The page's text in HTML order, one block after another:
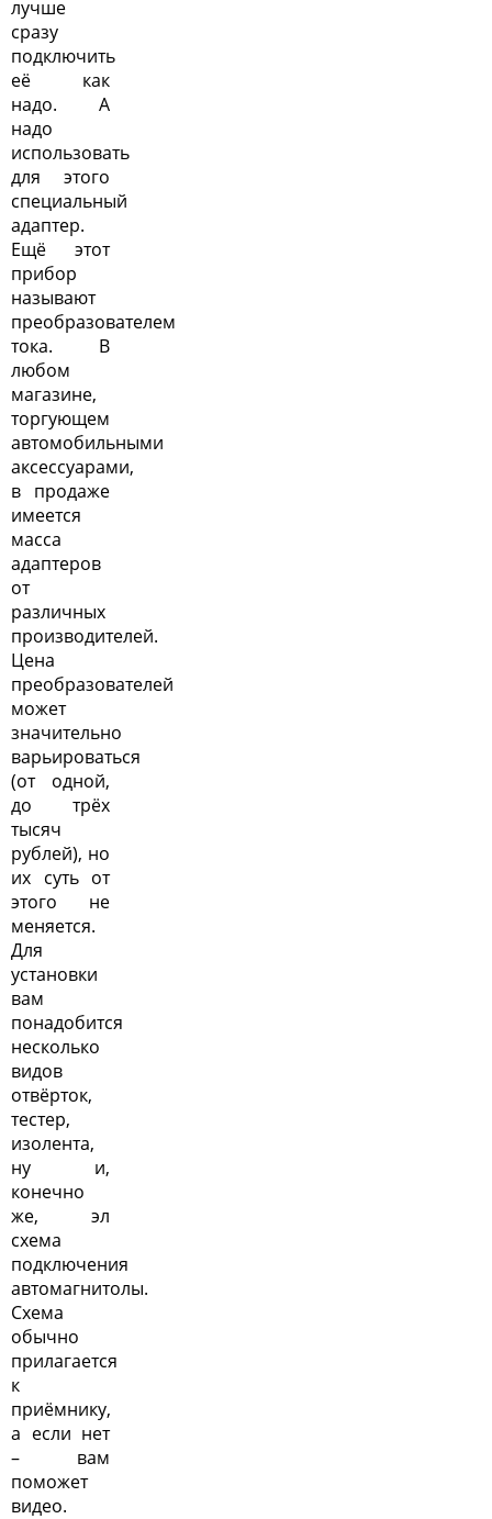
лучше
сразу
подключить
её как
надо. А
надо
использовать
для этого
специальный
адаптер.
Ещё этот
прибор
называют
преобразователем
тока. В
любом
магазине,
торгующем
автомобильными
аксессуарами,
в продаже
имеется
масса
адаптеров
от
различных
производителей.
Цена
преобразователей
может
значительно
варьироваться
(от одной,
до трёх
тысяч
рублей), но
их суть от
этого не
меняется.
Для
установки
вам
понадобится
несколько
видов
отвёрток,
тестер,
изолента,
ну и,
конечно
же, эл
схема
подключения
автомагнитолы.
Схема
обычно
прилагается
к
приёмнику,
а если нет
– вам
поможет
видео.